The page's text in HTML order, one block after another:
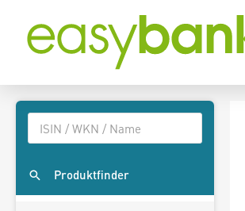
Produktfinder